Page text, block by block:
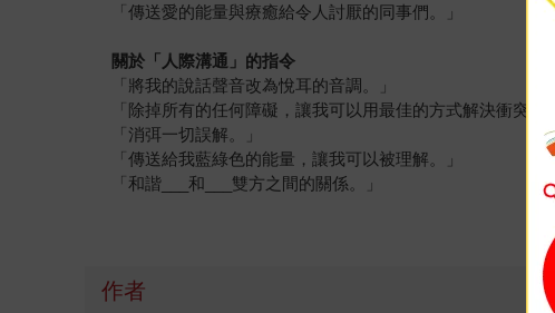
「傳送愛的能量與療癒給令人討厭的同事們。」
關於「人際溝通」的指令
「將我的說話聲音改為悅耳的音調。」
「除掉所有的任何障礙，讓我可以用最佳的方式解決衝突。」
「消弭一切誤解。」
「傳送給我藍綠色的能量，讓我可以被理解。」
「和諧___和___雙方之間的關係。」
作者